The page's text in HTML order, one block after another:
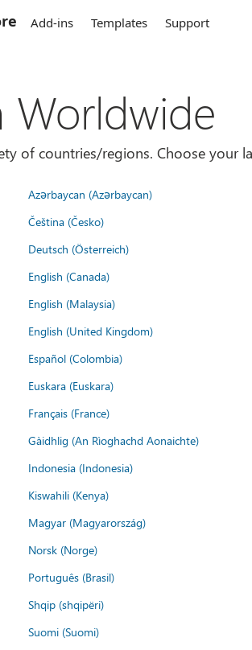
Add-ins Templates Support
Worldwide
of countries/regions. Choose your
Azərbaycan (Azərbaycan)
Čeština (Česko)
Deutsch (Österreich)
English (Canada)
English (Malaysia)
English (United Kingdom)
Español (Colombia)
Euskara (Euskara)
Français (France)
Gàidhlig (An Rìoghachd Aonaichte)
Indonesia (Indonesia)
Kiswahili (Kenya)
Magyar (Magyarország)
Norsk (Norge)
Português (Brasil)
Shqip (shqipëri)
Suomi (Suomi)